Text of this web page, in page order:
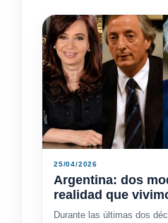
25/04/2026
Argentina: dos
realidad que
Durante las últimas dos